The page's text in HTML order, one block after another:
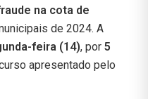
na cota de
de 2024. A
feira (14), por 5
apresentado pelo